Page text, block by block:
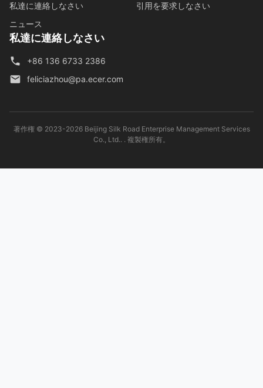
私達に連絡しなさい
引用を要求しなさい
ニュース
私達に連絡しなさい
+86 136 6733 2386
feliciazhou@pa.ecer.com
著作権 © 2023-2026 Beijing Silk Road Enterprise Management Services
Co., Ltd.. . 複製権所有。